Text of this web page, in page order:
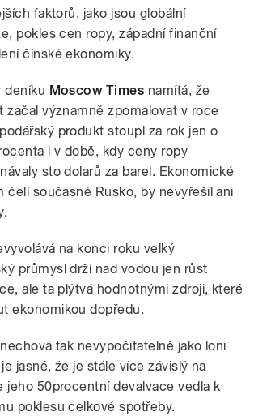
faktorů, jako jsou globální
pokles cen ropy, západní finanční
čínské ekonomiky.
deníku Moscow Times namítá, že
začal významně zpomalovat v roce
produkt stoupl za rok jen o
i v době, kdy ceny ropy
sto dolarů za barel. Ekonomické
čelí současné Rusko, by nevyřešil ani
na konci roku velký
průmysl drží nad vodou jen růst
ale ta plýtvá hodnotnými zdroji, které
ekonomikou dopředu.
tak nevypočitatelně jako loni
jasné, že je stále více závislý na
jeho 50procentní devalvace vedla k
poklesu celkové spotřeby.